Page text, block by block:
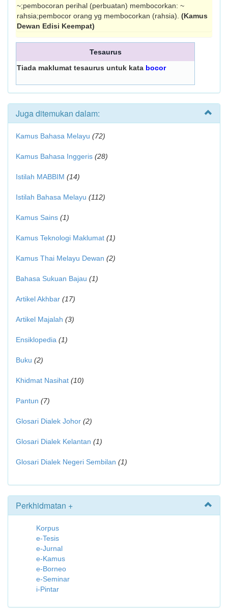
~;pembocoran perihal (perbuatan) membocorkan: ~
rahsia;pembocor orang yg membocorkan (rahsia). (Kamus
Dewan Edisi Keempat)
Tesaurus
Tiada maklumat tesaurus untuk kata bocor
Juga ditemukan dalam:
Kamus Bahasa Melayu (72)
Kamus Bahasa Inggeris (28)
Istilah MABBIM (14)
Istilah Bahasa Melayu (112)
Kamus Sains (1)
Kamus Teknologi Maklumat (1)
Kamus Thai Melayu Dewan (2)
Bahasa Sukuan Bajau (1)
Artikel Akhbar (17)
Artikel Majalah (3)
Ensiklopedia (1)
Buku (2)
Khidmat Nasihat (10)
Pantun (7)
Glosari Dialek Johor (2)
Glosari Dialek Kelantan (1)
Glosari Dialek Negeri Sembilan (1)
Perkhidmatan +
Korpus
e-Tesis
e-Jurnal
e-Kamus
e-Borneo
e-Seminar
i-Pintar